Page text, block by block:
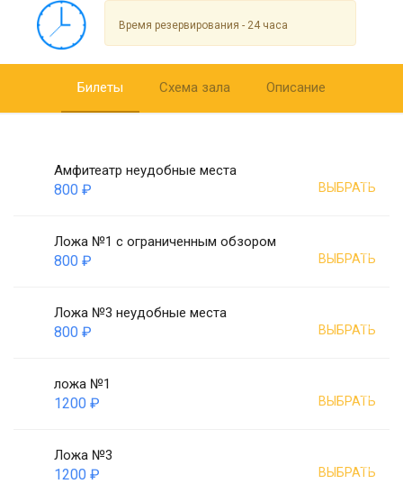
Время резервирования - 24 часа
Билеты Схема зала Описание
Амфитеатр неудобные места
800 ₽ ВЫБРАТЬ
Ложа №1 с ограниченным обзором
800 ₽ ВЫБРАТЬ
Ложа №3 неудобные места
800 ₽ ВЫБРАТЬ
ложа №1
1200 ₽ ВЫБРАТЬ
Ложа №3
1200 ₽ ВЫБРАТЬ